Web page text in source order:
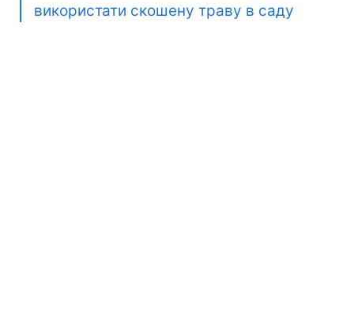
використати скошену траву в саду